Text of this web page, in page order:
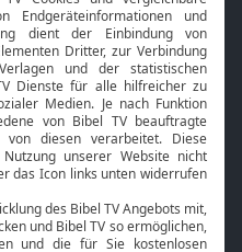
Smart TV
HbbTV
Bibelthek Online-Bibel
Nächster Gottesdienst
Service
Kontakt